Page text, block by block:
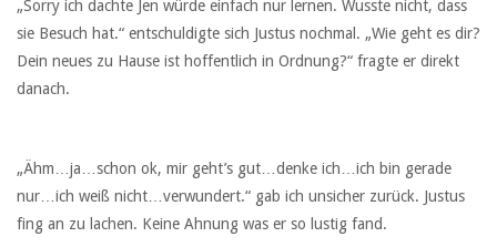
„Sorry ich dachte Jen würde einfach nur lernen. Wusste nicht, dass
sie Besuch hat.“ entschuldigte sich Justus nochmal. „Wie geht es dir?
Dein neues zu Hause ist hoffentlich in Ordnung?“ fragte er direkt
danach.
„Ähm…ja…schon ok, mir geht’s gut…denke ich…ich bin gerade
nur…ich weiß nicht…verwundert.“ gab ich unsicher zurück. Justus
fing an zu lachen. Keine Ahnung was er so lustig fand.